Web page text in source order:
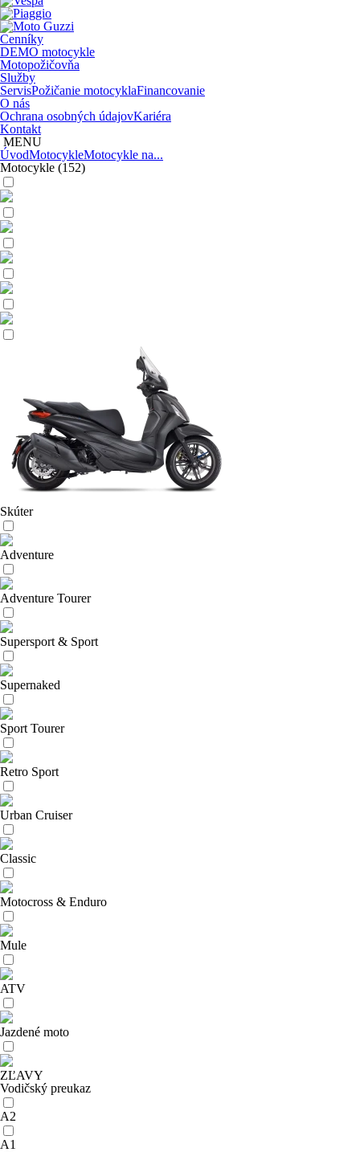
Cenníky
DEMO motocykle
Motopožičovňa
Služby
ServisPožičanie motocyklaFinancovanie
O nás
Ochrana osobných údajovKariéra
Kontakt
MENU
ÚvodMotocykleMotocykle na...
Motocykle (152)
Skúter
Adventure
Adventure Tourer
Supersport & Sport
Supernaked
Sport Tourer
Retro Sport
Urban Cruiser
Classic
Motocross & Enduro
Mule
ATV
Jazdené moto
ZĽAVY
Vodičský preukaz
A2
A1